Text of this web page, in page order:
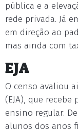
pública e a
rede privada. Já
em direção ao
mas ainda com
EJA
O censo avaliou
(EJA), que
ensino regular.
alunos dos anos